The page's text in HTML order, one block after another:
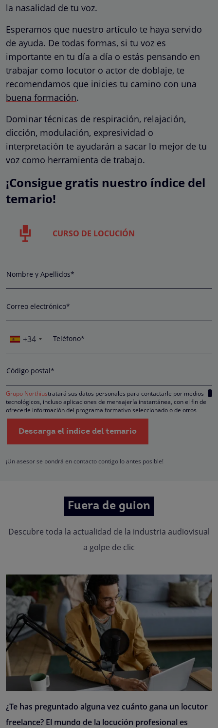
la nasalidad de tu voz.
Esperamos que nuestro artículo te haya servido
de ayuda. De todas formas, si tu voz es
importante en tu día a día o estás pensando en
trabajar como locutor o actor de doblaje, te
recomendamos que inicies tu camino con una
buena formación.
Dominar técnicas de respiración, relajación,
dicción, modulación, expresividad o
interpretación te ayudarán a sacar lo mejor de tu
voz como herramienta de trabajo.
¡Consigue gratis nuestro índice del
temario!
CURSO DE LOCUCIÓN
Nombre y Apellidos*
Correo electrónico*
+34 Teléfono*
Código postal*
Grupo Northiustratará sus datos personales para contactarle por medios
tecnológicos, incluso aplicaciones de mensajería instantánea, con el fin de
ofrecerle información del programa formativo seleccionado o de otros
directamente relacionados con el interés manifestado y, en su caso, para
tramitar la contratación correspondiente. Compartiremos su solicitud con las
empresas que conforman elGrupo Northius, con el objeto de que estas
hacerle llegar la mejor oferta de productos y servicios de acuerdo a su
oposición, limitación, tal y como se explica en laPolítica de Privacidad
Descarga el índice del temario
¡Un asesor se pondrá en contacto contigo lo antes posible!
Fuera de guion
Descubre toda la actualidad de la industria audiovisual
a golpe de clic
¿Te has preguntado alguna vez cuánto gana un locutor
freelance? El mundo de la locución profesional es